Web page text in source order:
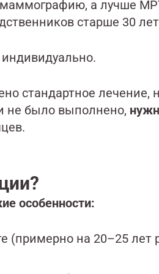
маммографию, а лучше
старше 30
стандартное лечение,
не было выполнено,
особенности:
(примерно на 20–25 лет